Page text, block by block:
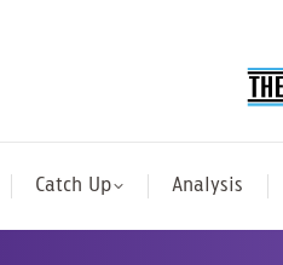
Catch Up Analysis